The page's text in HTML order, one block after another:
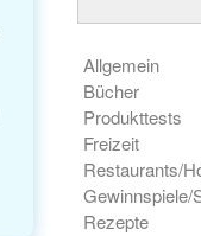
Allgemein
Bücher
Produkttests
Freizeit
Restaurants/
Gewinnspiele/
Rezepte